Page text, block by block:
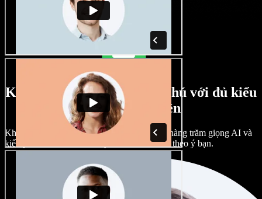
Kho giọng nam, nữ phong phú với đủ kiểu
giọng vùng miền
Không dự án nào phải giống nhau. Chọn từ hàng trăm giọng AI và
kiểu phát âm khác nhau; tùy chỉnh hoàn toàn theo ý bạn.